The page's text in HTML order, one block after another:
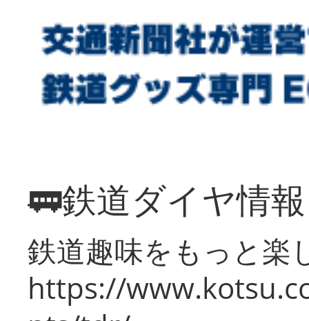
🚃鉄道ダイヤ情
鉄道趣味をもっと楽
https://